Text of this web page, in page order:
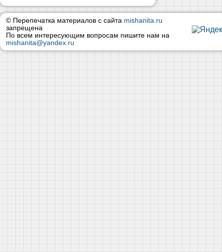
© Перепечатка материалов с сайта mishanita.ru
запрещена
По всем интересующим вопросам пишите нам на
mishanita@yandex.ru